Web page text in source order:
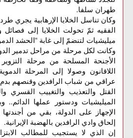
طهران سلفا.
وكان تناسل الخلايا الإرهابية يجري
الفقيه ثمّ تحولت الخلايا إلى
ميليشيات لتنضمّ إلى غابة “الحشد
وكانت لكل مرحلة من مراحل تدمير
الأجنحة المسلحة من مرحلة
عراقي من شباب الرافدين وقنصهم بدم
القتل والتعذيب والتغييب القسري
الميليشيات ودستور عملها الدائم..
الإجهاز على الدولة، بقي من
إلحاق وادي الرافدين بالهضبة الإيرانية.
إن الذي لا يستجيب للمطالب